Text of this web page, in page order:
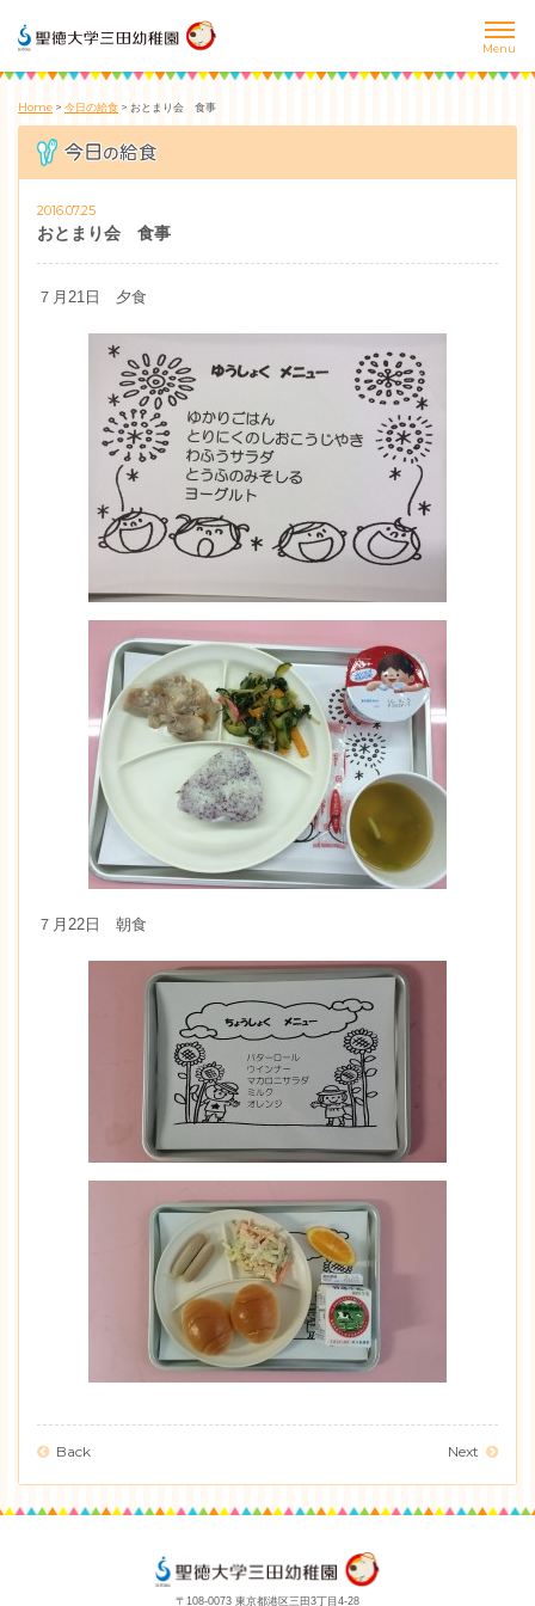
Home > 今日の給食 > おとまり会 食事
2016.07.25
おとまり会 食事
７月21日 夕食
７月22日 朝食
Back Next
〒108-0073 東京都港区三田3丁目4-28